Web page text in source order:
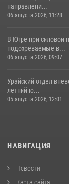
направлени...
06 августа 2026, 11:28
В Югре при силовой
подозреваемые в...
06 августа 2026, 09:07
Урайский отдел
летний ю...
05 августа 2026, 12:01
НАВИГАЦИЯ
Новости
Карта сайта